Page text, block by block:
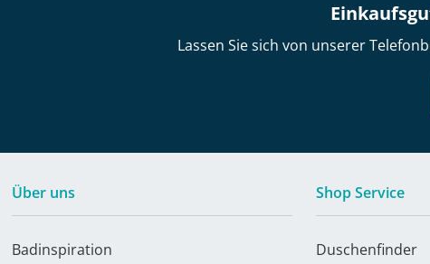
Lassen Sie sich von unserer
Über uns
Badinspiration
Shop Service
Duschenfinder